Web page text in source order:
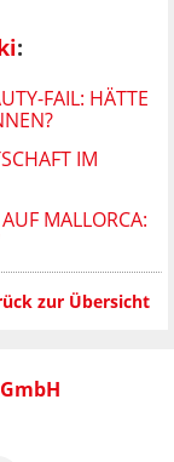
:
FAIL: HÄTTE
IM
MALLORCA:
zur Übersicht